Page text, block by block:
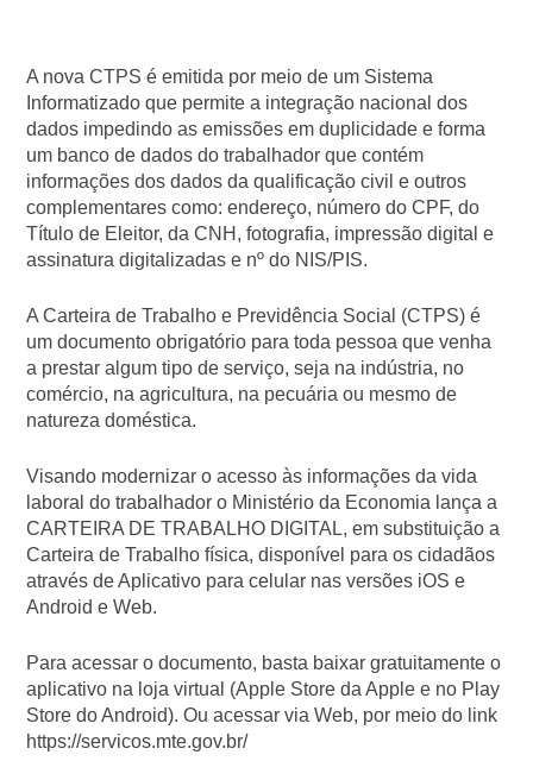
A nova CTPS é emitida por meio de um Sistema
Informatizado que permite a integração nacional dos
dados impedindo as emissões em duplicidade e forma
um banco de dados do trabalhador que contém
informações dos dados da qualificação civil e outros
complementares como: endereço, número do CPF, do
Título de Eleitor, da CNH, fotografia, impressão digital e
assinatura digitalizadas e nº do NIS/PIS.
A Carteira de Trabalho e Previdência Social (CTPS) é
um documento obrigatório para toda pessoa que venha
a prestar algum tipo de serviço, seja na indústria, no
comércio, na agricultura, na pecuária ou mesmo de
natureza doméstica.
Visando modernizar o acesso às informações da vida
laboral do trabalhador o Ministério da Economia lança a
CARTEIRA DE TRABALHO DIGITAL, em substituição a
Carteira de Trabalho física, disponível para os cidadãos
através de Aplicativo para celular nas versões iOS e
Android e Web.
Para acessar o documento, basta baixar gratuitamente o
aplicativo na loja virtual (Apple Store da Apple e no Play
Store do Android). Ou acessar via Web, por meio do link
https://servicos.mte.gov.br/